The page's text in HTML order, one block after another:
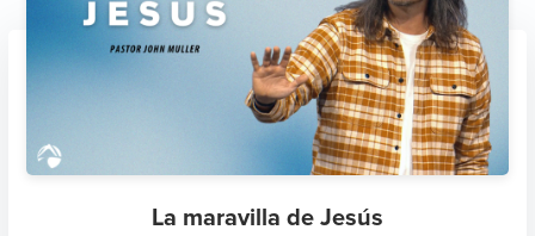
La maravilla de Jesús